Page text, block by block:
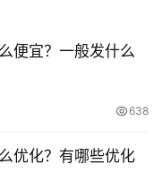
页面提示查看淘宝
通过淘宝和卖家协商
制，只要符合要求
便宜？一般发什么
638
优化？有哪些优化